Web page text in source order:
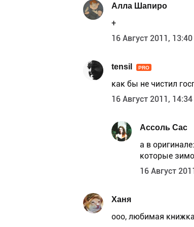
Алла Шапиро
+
16 Август 2011, 13:40
tensil PRO
как бы не чистил
16 Август 2011, 14:34
Ассоль Сас
а в
которые
16 Август
Ханя
ооо, любимая